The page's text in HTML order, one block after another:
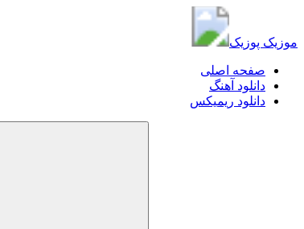
موزیک پوزیک
صفحه اصلی
دانلود آهنگ
دانلود ریمیکس